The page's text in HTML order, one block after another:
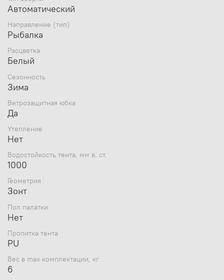
Характеристики:
Бренд
Страна бренда
Цвет
Страна производитель
Сезонность
Вид спорта/направления
Количество мест
Ветрозащитная юбка
Утепление
Автоматический
Направление (тип)
Рыбалка
Расцветка
Белый
Сезонность
Зима
Ветрозащитная юбка
Да
Утепление
Нет
Водостойкость тента, мм в. ст.
1000
Геометрия
Зонт
Пол палатки
Нет
Пропитка тента
PU
Вес в max комплектации, кг
6